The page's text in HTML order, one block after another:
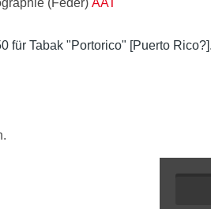
(Feder) AAT
für Tabak "Portorico" [Puerto